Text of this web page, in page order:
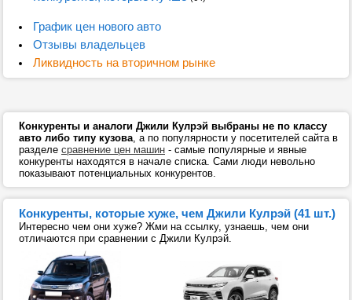
График цен нового авто
Отзывы владельцев
Ликвидность на вторичном рынке
Конкуренты и аналоги Джили Кулрэй выбраны не по классу
авто либо типу кузова, а по популярности у посетителей сайта в
разделе сравнение цен машин - самые популярные и явные
конкуренты находятся в начале списка. Сами люди невольно
показывают потенциальных конкурентов.
Конкуренты, которые хуже, чем Джили Кулрэй (41 шт.)
Интересно чем они хуже? Жми на ссылку, узнаешь, чем они
отличаются при сравнении с Джили Кулрэй.